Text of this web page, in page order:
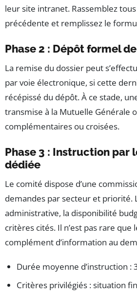
leur site intranet. Rassemblez
précédente et remplissez le
Phase 2 : Dépôt formel
La remise du dossier peut
par voie électronique, si cette
récépissé du dépôt. À ce stade,
transmise à la Mutuelle Générale
complémentaires ou croisées.
Phase 3 : Instruction par
dédiée
Le comité dispose d’une
demandes par secteur et priorité.
administrative, la disponibilité
critères cités. Il n’est pas rare que
complément d’information au
Durée moyenne d’instruction :
Critères privilégiés : situation